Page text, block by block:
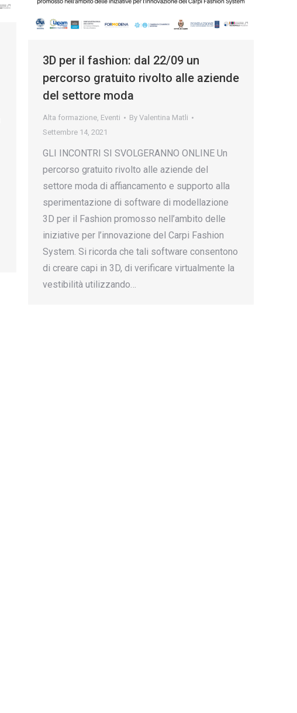
3D per il fashion: dal 22/09 un
percorso gratuito rivolto alle aziende
del settore moda
Alta formazione, Eventi By Valentina Matli
Settembre 14, 2021
GLI INCONTRI SI SVOLGERANNO ONLINE Un
percorso gratuito rivolto alle aziende del
settore moda di affiancamento e supporto alla
sperimentazione di software di modellazione
3D per il Fashion promosso nell’ambito delle
iniziative per l’innovazione del Carpi Fashion
System. Si ricorda che tali software consentono
di creare capi in 3D, di verificare virtualmente la
vestibilità utilizzando…